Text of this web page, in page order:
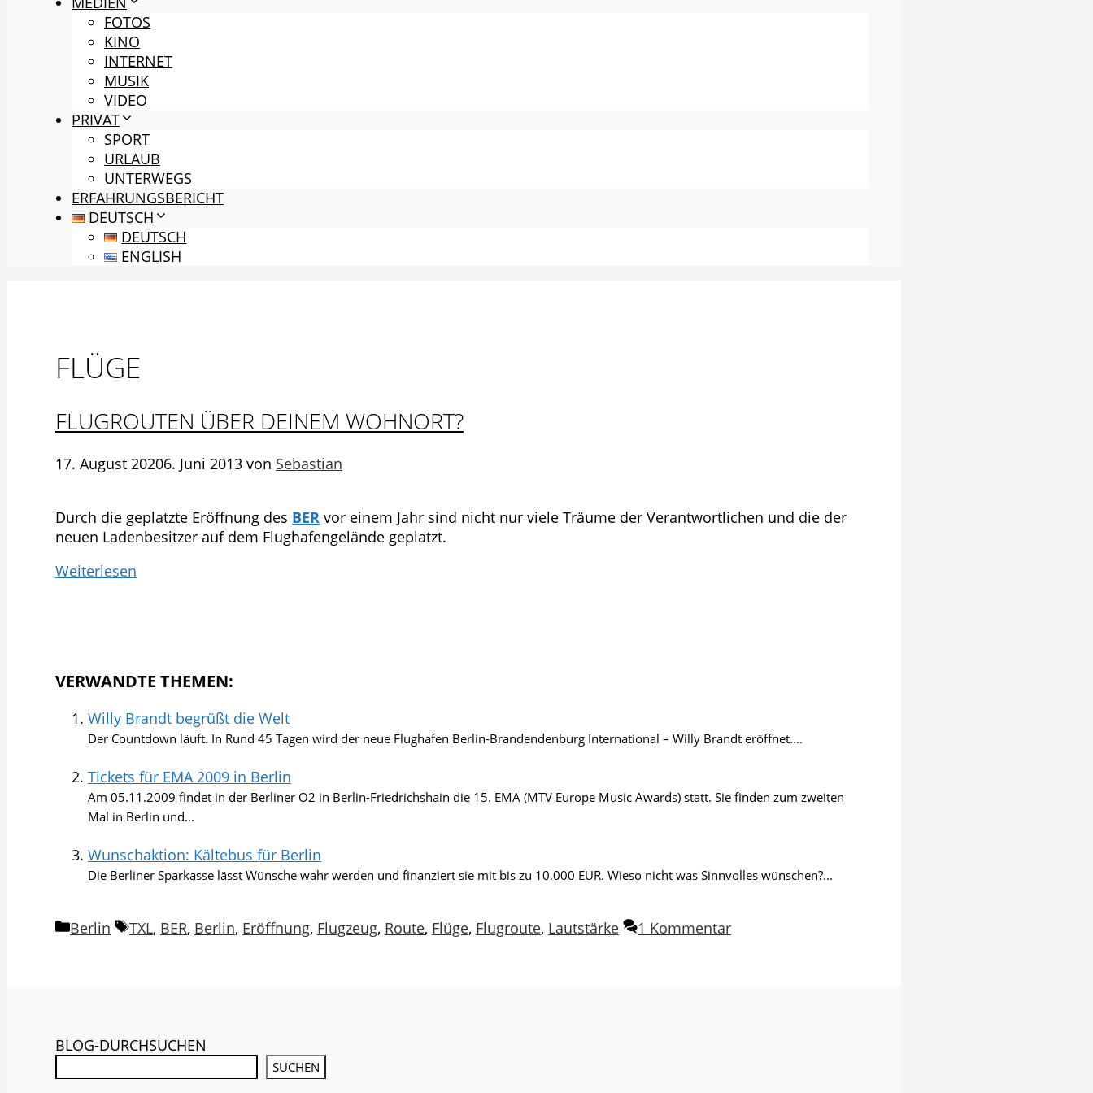
FOTOS
KINO
INTERNET
MUSIK
VIDEO
PRIVAT
SPORT
URLAUB
UNTERWEGS
ERFAHRUNGSBERICHT
DEUTSCH
DEUTSCH
ENGLISH
FLÜGE
FLUGROUTEN ÜBER DEINEM WOHNORT?
17. August 20206. Juni 2013 von Sebastian
Durch die geplatzte Eröffnung des BER vor einem Jahr sind nicht nur viele Träume der Verantwortlichen und die der
neuen Ladenbesitzer auf dem Flughafengelände geplatzt.
Weiterlesen
VERWANDTE THEMEN:
Willy Brandt begrüßt die Welt
Der Countdown läuft. In Rund 45 Tagen wird der neue Flughafen Berlin-Brandendenburg International – Willy Brandt eröffnet....
Tickets für EMA 2009 in Berlin
Am 05.11.2009 findet in der Berliner O2 in Berlin-Friedrichshain die 15. EMA (MTV Europe Music Awards) statt. Sie finden zum zweiten
Mal in Berlin und...
Wunschaktion: Kältebus für Berlin
Die Berliner Sparkasse lässt Wünsche wahr werden und finanziert sie mit bis zu 10.000 EUR. Wieso nicht was Sinnvolles wünschen?...
Kategorien
Berlin Schlagwörter
TXL, BER, Berlin, Eröffnung, Flugzeug, Route, Flüge, Flugroute, Lautstärke 1 Kommentar
BLOG-DURCHSUCHEN
SUCHEN